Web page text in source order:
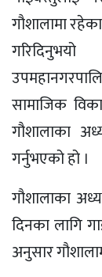
गौशालामा
सामाजिक
गौशालाका
गर्नुभएको हो ।
गौशालाका
दिनका लागि
अनुसार